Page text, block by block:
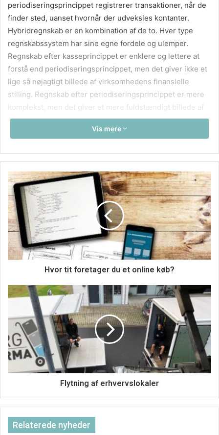
periodiseringsprincippet registrerer transaktioner, når de
finder sted, uanset hvornår der udveksles kontanter.
Hybridregnskab er en kombination af de to. Hver type
regnskabssystem har sine egne fordele og ulemper.
Regnskab efter kasseprincippet er enklere og lettere at
forstå end periodiseringsprincippet, men det giver ikke et
lige så nøjagtigt billede af virksomhedens finansielle
stilling. Regnskab efter periodiseringsprincippet er mere
komplekst, men det giver et mere fuldstændigt billede af
virksomhedens finansielle transaktioner. Hybride
regnskabssystemer giver det bedste fra begge verdener,
Bogføring af løn
Forskellige bogføringssystemer vil have forskellige måder
at håndtere lønninger på, men der er nogle fællestræk
mellem dem. Generelt vil et lønsystem registrere
medarbejdernes arbejdstimer, beregne skatter og andre
fradrag og generere lønsedler. Nogle systemer kan også
registrere ferie- og sygedage og beregne
Vis mere
Hvor tit foretager du et online køb?
Flytning af erhvervslokaler
Relaterede nyheder